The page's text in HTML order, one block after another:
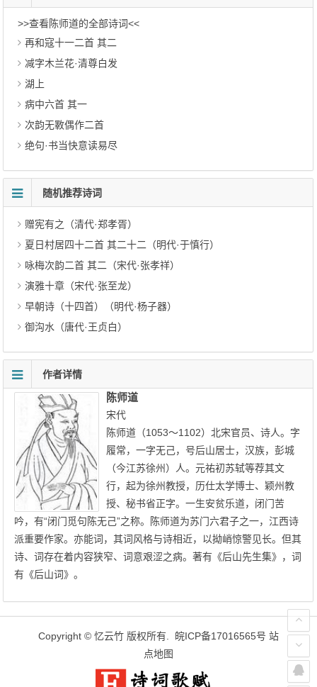
>>查看陈师道的全部诗词<<
再和寇十一二首 其二
减字木兰花·清尊白发
湖上
病中六首 其一
次韵无斁偶作二首
绝句·书当快意读易尽
随机推荐诗词
赠宪有之（清代·郑孝胥）
夏日村居四十二首 其二十二（明代·于慎行）
咏梅次韵二首 其二（宋代·张孝祥）
演雅十章（宋代·张至龙）
早朝诗（十四首）（明代·杨子器）
御沟水（唐代·王贞白）
作者详情
陈师道
宋代
陈师道（1053～1102）北宋官员、诗人。字
履常，一字无己，号后山居士，汉族，彭城
（今江苏徐州）人。元祐初苏轼等荐其文
行，起为徐州教授，历仕太学博士、颖州教
授、秘书省正字。一生安贫乐道，闭门苦
吟，有“闭门觅句陈无己”之称。陈师道为苏门六君子之一，江西诗
派重要作家。亦能词，其词风格与诗相近，以拗峭惊警见长。但其
诗、词存在着内容狭窄、词意艰涩之病。著有《后山先生集》，词
有《后山词》。
Copyright © 忆云竹 版权所有. 皖ICP备17016565号 站
点地图